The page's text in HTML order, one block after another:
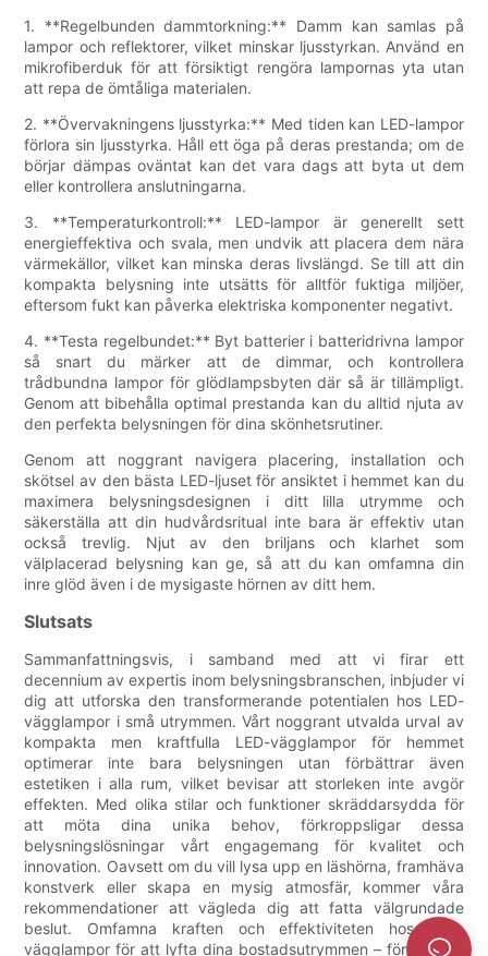
1. **Regelbunden dammtorkning:** Damm kan samlas på
lampor och reflektorer, vilket minskar ljusstyrkan. Använd en
mikrofiberduk för att försiktigt rengöra lampornas yta utan
att repa de ömtåliga materialen.
2. **Övervakningens ljusstyrka:** Med tiden kan LED-lampor
förlora sin ljusstyrka. Håll ett öga på deras prestanda; om de
börjar dämpas oväntat kan det vara dags att byta ut dem
eller kontrollera anslutningarna.
3. **Temperaturkontroll:** LED-lampor är generellt sett
energieffektiva och svala, men undvik att placera dem nära
värmekällor, vilket kan minska deras livslängd. Se till att din
kompakta belysning inte utsätts för alltför fuktiga miljöer,
eftersom fukt kan påverka elektriska komponenter negativt.
4. **Testa regelbundet:** Byt batterier i batteridrivna lampor
så snart du märker att de dimmar, och kontrollera
trådbundna lampor för glödlampsbyten där så är tillämpligt.
Genom att bibehålla optimal prestanda kan du alltid njuta av
den perfekta belysningen för dina skönhetsrutiner.
Genom att noggrant navigera placering, installation och
skötsel av den bästa LED-ljuset för ansiktet i hemmet kan du
maximera belysningsdesignen i ditt lilla utrymme och
säkerställa att din hudvårdsritual inte bara är effektiv utan
också trevlig. Njut av den briljans och klarhet som
välplacerad belysning kan ge, så att du kan omfamna din
inre glöd även i de mysigaste hörnen av ditt hem.
Slutsats
Sammanfattningsvis, i samband med att vi firar ett
decennium av expertis inom belysningsbranschen, inbjuder vi
dig att utforska den transformerande potentialen hos LED-
vägglampor i små utrymmen. Vårt noggrant utvalda urval av
kompakta men kraftfulla LED-vägglampor för hemmet
optimerar inte bara belysningen utan förbättrar även
estetiken i alla rum, vilket bevisar att storleken inte avgör
effekten. Med olika stilar och funktioner skräddarsydda för
att möta dina unika behov, förkroppsligar dessa
belysningslösningar vårt engagemang för kvalitet och
innovation. Oavsett om du vill lysa upp en läshörna, framhäva
konstverk eller skapa en mysig atmosfär, kommer våra
rekommendationer att vägleda dig att fatta välgrundade
beslut. Omfamna kraften och effektiviteten hos LED-
vägglampor för att lyfta dina bostadsutrymmen – för när det